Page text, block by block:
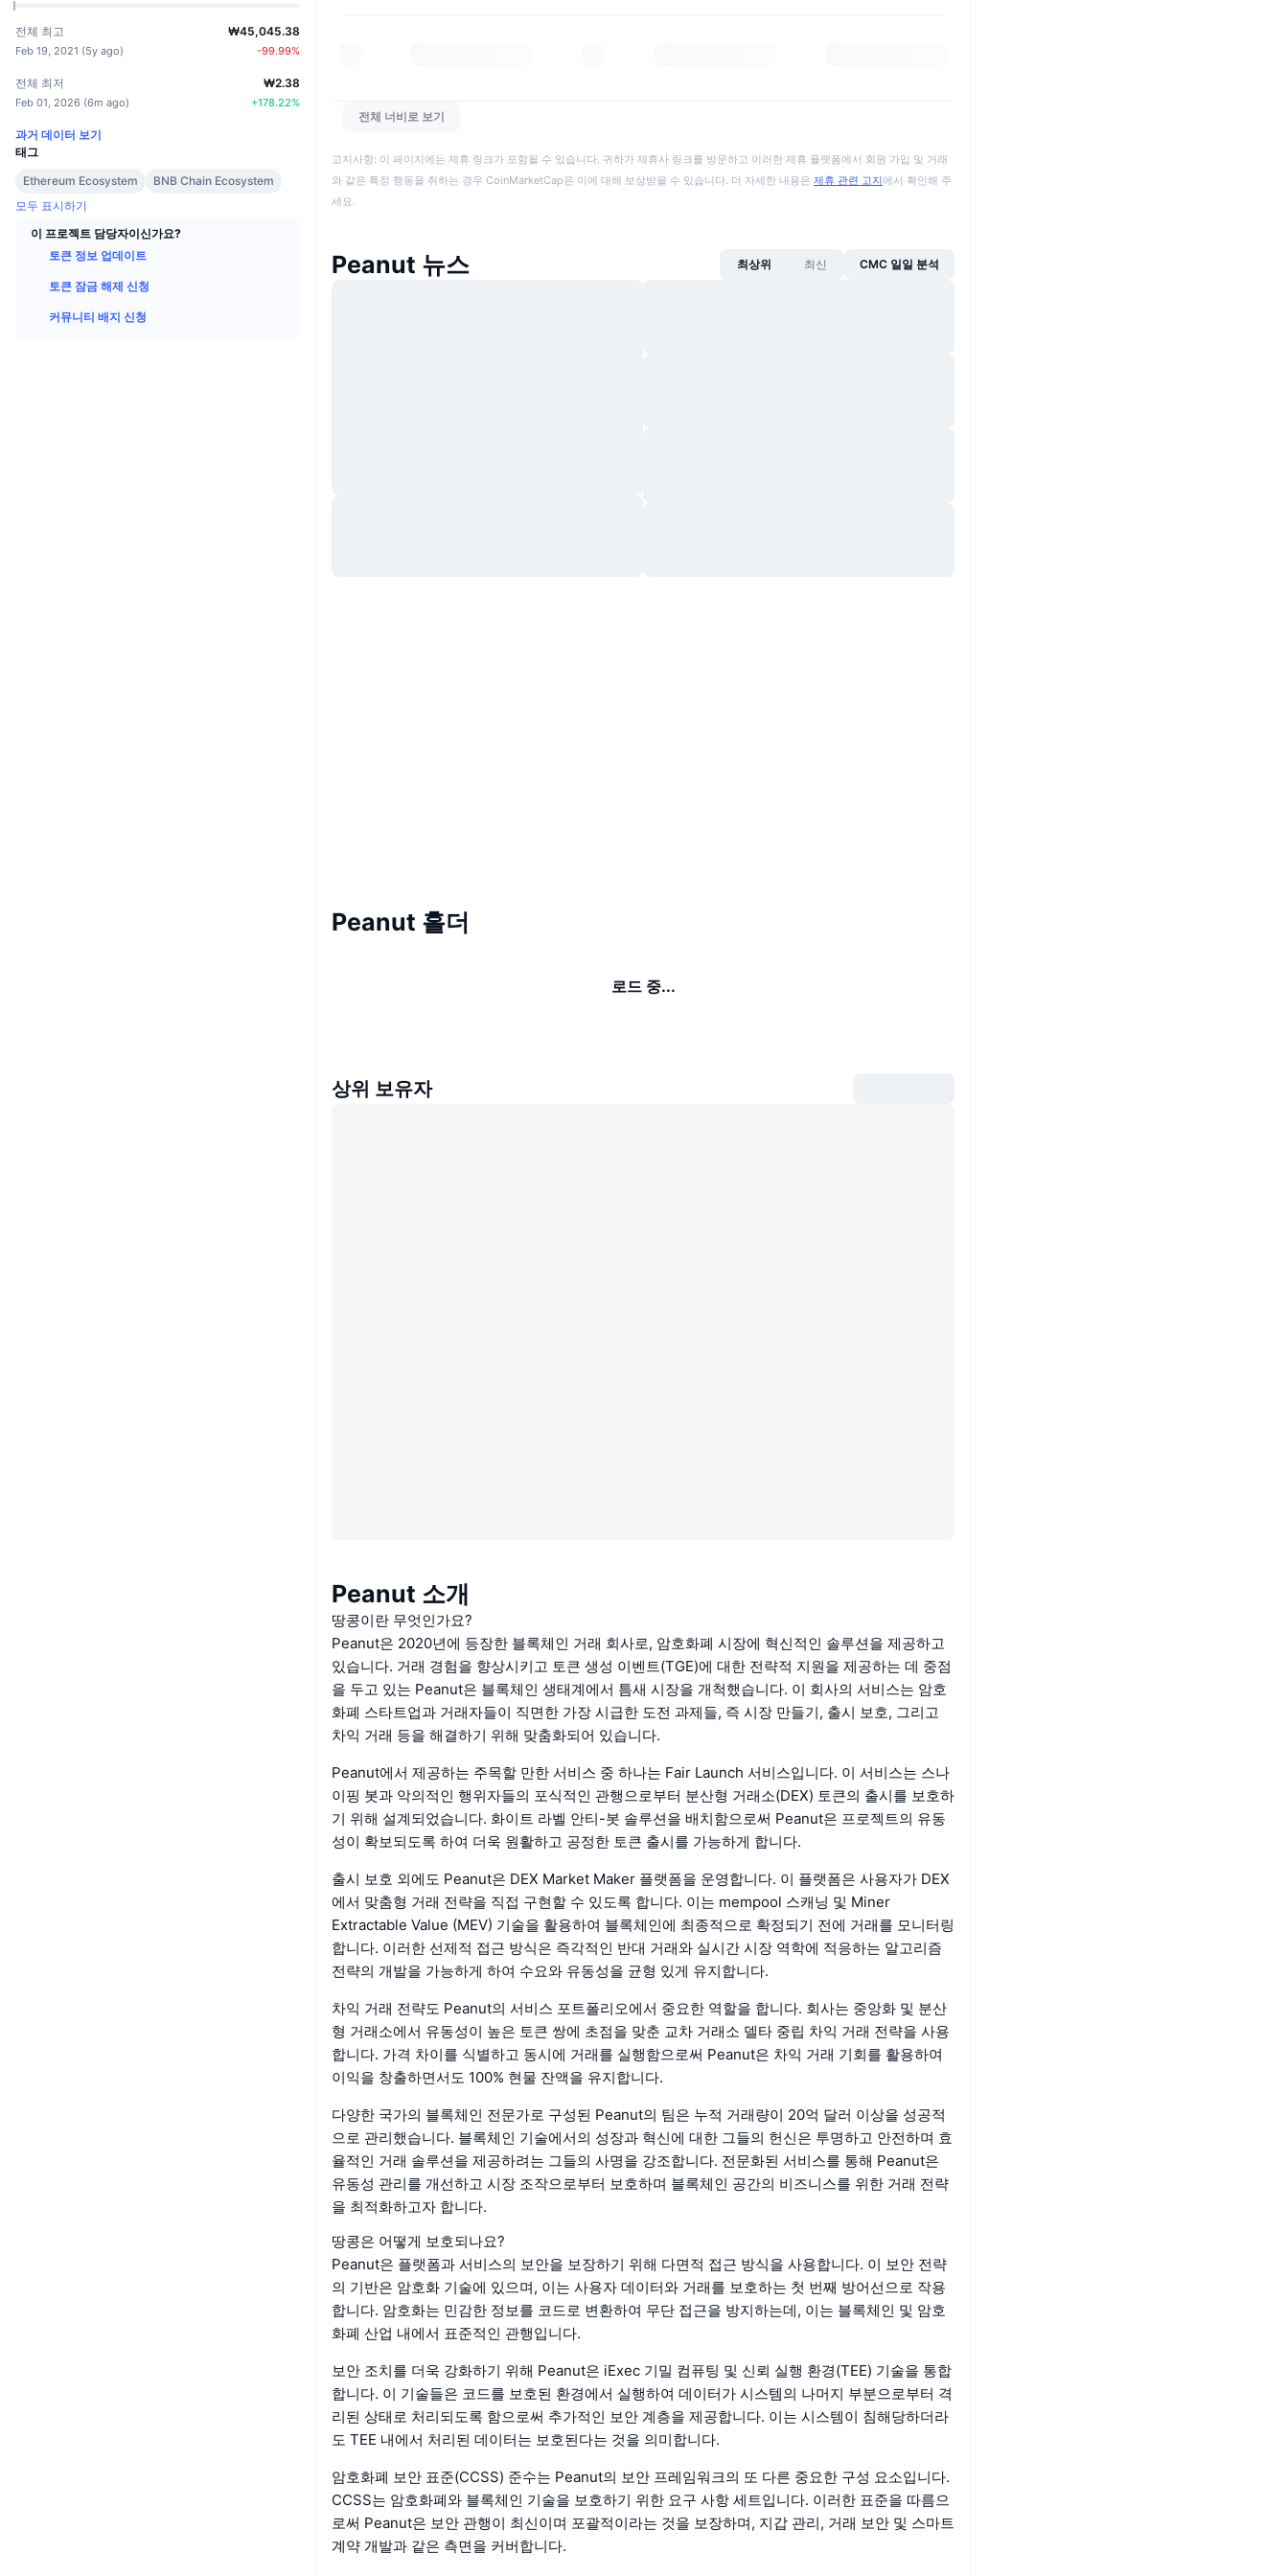
전체 최고
Feb 19, 2021 (5y ago)
₩45,045.38
-99.99%
전체 최저
Feb 01, 2026 (6m ago)
₩2.38
+178.22%
과거 데이터 보기
태그
Ethereum Ecosystem
BNB Chain Ecosystem
모두 표시하기
이 프로젝트 담당자이신가요?
토큰 정보 업데이트
토큰 잠금 해제 신청
커뮤니티 배지 신청
전체 너비로 보기
고지사항: 이 페이지에는 제휴 링크가 포함될 수 있습니다. 귀하가 제휴사 링크를 방문하고 이러한 제휴 플랫폼에서 회원 가입 및 거래
와 같은 특정 행동을 취하는 경우 CoinMarketCap은 이에 대해 보상받을 수 있습니다. 더 자세한 내용은 제휴 관련 고지에서 확인해 주
세요.
Peanut 뉴스 최상위 최신 CMC 일일 분석
Peanut 홀더
로드 중...
상위 보유자
Peanut 소개
땅콩이란 무엇인가요?
Peanut은 2020년에 등장한 블록체인 거래 회사로, 암호화폐 시장에 혁신적인 솔루션을 제공하고
있습니다. 거래 경험을 향상시키고 토큰 생성 이벤트(TGE)에 대한 전략적 지원을 제공하는 데 중점
을 두고 있는 Peanut은 블록체인 생태계에서 틈새 시장을 개척했습니다. 이 회사의 서비스는 암호
화폐 스타트업과 거래자들이 직면한 가장 시급한 도전 과제들, 즉 시장 만들기, 출시 보호, 그리고
차익 거래 등을 해결하기 위해 맞춤화되어 있습니다.
Peanut에서 제공하는 주목할 만한 서비스 중 하나는 Fair Launch 서비스입니다. 이 서비스는 스나
이핑 봇과 악의적인 행위자들의 포식적인 관행으로부터 분산형 거래소(DEX) 토큰의 출시를 보호하
기 위해 설계되었습니다. 화이트 라벨 안티-봇 솔루션을 배치함으로써 Peanut은 프로젝트의 유동
성이 확보되도록 하여 더욱 원활하고 공정한 토큰 출시를 가능하게 합니다.
출시 보호 외에도 Peanut은 DEX Market Maker 플랫폼을 운영합니다. 이 플랫폼은 사용자가 DEX
에서 맞춤형 거래 전략을 직접 구현할 수 있도록 합니다. 이는 mempool 스캐닝 및 Miner
Extractable Value (MEV) 기술을 활용하여 블록체인에 최종적으로 확정되기 전에 거래를 모니터링
합니다. 이러한 선제적 접근 방식은 즉각적인 반대 거래와 실시간 시장 역학에 적응하는 알고리즘
전략의 개발을 가능하게 하여 수요와 유동성을 균형 있게 유지합니다.
차익 거래 전략도 Peanut의 서비스 포트폴리오에서 중요한 역할을 합니다. 회사는 중앙화 및 분산
형 거래소에서 유동성이 높은 토큰 쌍에 초점을 맞춘 교차 거래소 델타 중립 차익 거래 전략을 사용
합니다. 가격 차이를 식별하고 동시에 거래를 실행함으로써 Peanut은 차익 거래 기회를 활용하여
이익을 창출하면서도 100% 현물 잔액을 유지합니다.
다양한 국가의 블록체인 전문가로 구성된 Peanut의 팀은 누적 거래량이 20억 달러 이상을 성공적
으로 관리했습니다. 블록체인 기술에서의 성장과 혁신에 대한 그들의 헌신은 투명하고 안전하며 효
율적인 거래 솔루션을 제공하려는 그들의 사명을 강조합니다. 전문화된 서비스를 통해 Peanut은
유동성 관리를 개선하고 시장 조작으로부터 보호하며 블록체인 공간의 비즈니스를 위한 거래 전략
을 최적화하고자 합니다.
땅콩은 어떻게 보호되나요?
Peanut은 플랫폼과 서비스의 보안을 보장하기 위해 다면적 접근 방식을 사용합니다. 이 보안 전략
의 기반은 암호화 기술에 있으며, 이는 사용자 데이터와 거래를 보호하는 첫 번째 방어선으로 작용
합니다. 암호화는 민감한 정보를 코드로 변환하여 무단 접근을 방지하는데, 이는 블록체인 및 암호
화폐 산업 내에서 표준적인 관행입니다.
보안 조치를 더욱 강화하기 위해 Peanut은 iExec 기밀 컴퓨팅 및 신뢰 실행 환경(TEE) 기술을 통합
합니다. 이 기술들은 코드를 보호된 환경에서 실행하여 데이터가 시스템의 나머지 부분으로부터 격
리된 상태로 처리되도록 함으로써 추가적인 보안 계층을 제공합니다. 이는 시스템이 침해당하더라
도 TEE 내에서 처리된 데이터는 보호된다는 것을 의미합니다.
암호화폐 보안 표준(CCSS) 준수는 Peanut의 보안 프레임워크의 또 다른 중요한 구성 요소입니다.
CCSS는 암호화폐와 블록체인 기술을 보호하기 위한 요구 사항 세트입니다. 이러한 표준을 따름으
로써 Peanut은 보안 관행이 최신이며 포괄적이라는 것을 보장하며, 지갑 관리, 거래 보안 및 스마트
계약 개발과 같은 측면을 커버합니다.